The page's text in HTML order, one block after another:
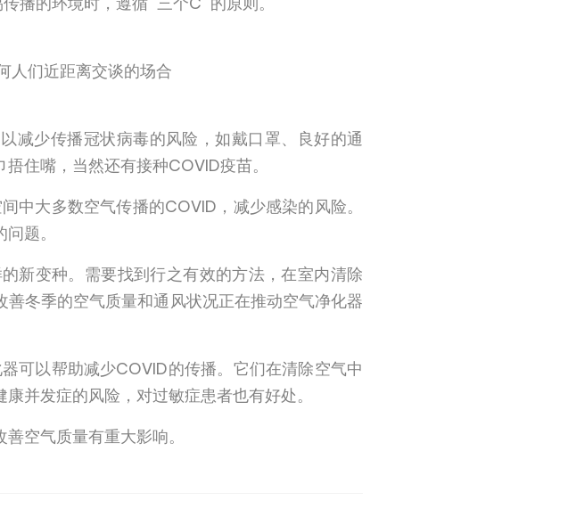
人们近距离交谈的场合
减少传播冠状病毒的风险，如戴口罩、良好的通
住嘴，当然还有接种COVID疫苗。
中大多数空气传播的COVID，减少感染的风险。
题。
变种。需要找到行之有效的方法，在室内清除
冬季的空气质量和通风状况正在推动空气净化器
可以帮助减少COVID的传播。它们在清除空气中
并发症的风险，对过敏症患者也有好处。
空气质量有重大影响。